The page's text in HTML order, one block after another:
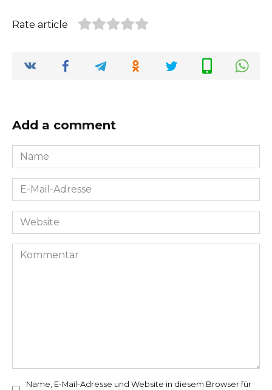
Rate article
Add a comment
Name
*
E-
Mail-
Adresse
Website
Kommentar
Name, E-Mail-Adresse und Website in diesem Browser für